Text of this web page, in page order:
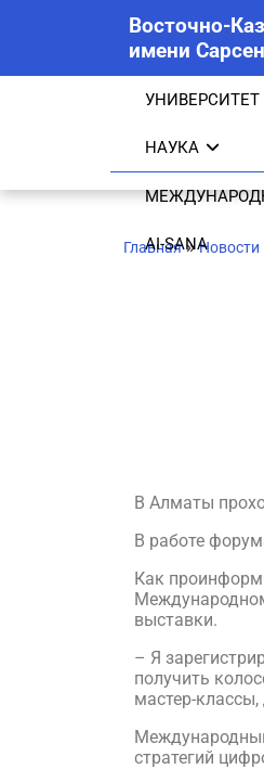
Восточно-
имени
УНИВЕРСИТЕТ
НАУКА
AI-SANA
Главная»Новости
В Алматы
В работе
Как
выставки.
– Я
получить
мастер-
стратегий